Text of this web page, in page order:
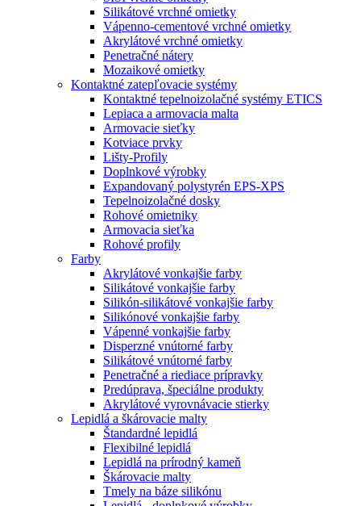
Silikátové vrchné omietky
Vápenno-cementové vrchné omietky
Akrylátové vrchné omietky
Penetračné nátery
Mozaikové omietky
Kontaktné zatepľovacie systémy
Kontaktné tepelnoizolačné systémy ETICS
Lepiaca a armovacia malta
Armovacie sieťky
Kotviace prvky
Lišty-Profily
Doplnkové výrobky
Expandovaný polystyrén EPS-XPS
Tepelnoizolačné dosky
Rohové omietniky
Armovacia sieťka
Rohové profily
Farby
Akrylátové vonkajšie farby
Silikátové vonkajšie farby
Silikón-silikátové vonkajšie farby
Silikónové vonkajšie farby
Vápenné vonkajšie farby
Disperzné vnútorné farby
Silikátové vnútorné farby
Penetračné a riediace prípravky
Predúprava, špeciálne produkty
Akrylátové vyrovnávacie stierky
Lepidlá a škárovacie malty
Štandardné lepidlá
Flexibilné lepidlá
Lepidlá na prírodný kameň
Škárovacie malty
Tmely na báze silikónu